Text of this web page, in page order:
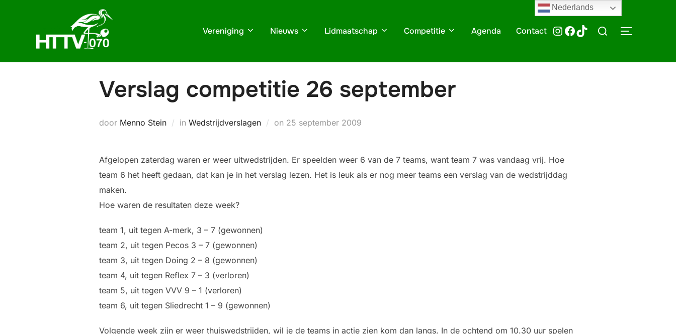
Vereniging Nieuws Lidmaatschap Competitie Agenda Contact @HTTV070
HTTV-070
HTTV-070
Zoek
naar:
TOGGLE
Verslag competitie 26 september
door Menno Stein in Wedstrijdverslagen on Geplaatst
25 september 2009
Afgelopen zaterdag waren er weer uitwedstrijden. Er speelden weer 6 van de 7 teams, want team 7 was vandaag vrij. Hoe
team 6 het heeft gedaan, dat kan je in het verslag lezen. Het is leuk als er nog meer teams een verslag van de wedstrijddag
maken.
Hoe waren de resultaten deze week?
team 1, uit tegen A-merk, 3 – 7 (gewonnen)
team 2, uit tegen Pecos 3 – 7 (gewonnen)
team 3, uit tegen Doing 2 – 8 (gewonnen)
team 4, uit tegen Reflex 7 – 3 (verloren)
team 5, uit tegen VVV 9 – 1 (verloren)
team 6, uit tegen Sliedrecht 1 – 9 (gewonnen)
Volgende week zijn er weer thuiswedstrijden, wil je de teams in actie zien kom dan langs. In de ochtend om 10.30 uur spelen
Nederlands